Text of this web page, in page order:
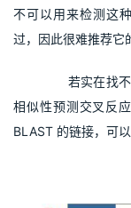
不可以用来检测这
过，因此很难推荐它
相似性预测交叉反
BLAST 的链接，可